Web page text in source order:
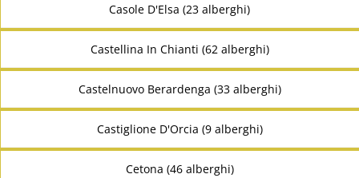
Casole D'Elsa (23 alberghi)
Castellina In Chianti (62 alberghi)
Castelnuovo Berardenga (33 alberghi)
Castiglione D'Orcia (9 alberghi)
Cetona (46 alberghi)